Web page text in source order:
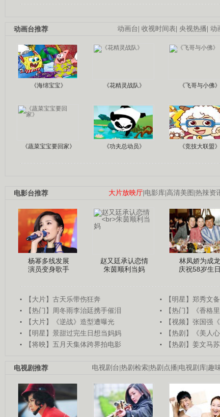
动画台| 收视时间表| 央视热播| 动
动画台推荐
《海绵宝宝》 《花精灵战队》 《飞哥与小佛》
《蔬菜宝宝要回家》 《功夫总动员》 《竞技大联盟》
大片放映厅|电影库|高清美图 |热辣资
电影台推荐
杨幂多线发展
演员变身歌手
赵又廷承认恋情
朱茵顺利当妈
林凤娇为成龙
庆祝58岁生
【大片】古天乐带伤狂奔
【明星】郑秀文
【热门】周冬雨李治廷携手催泪
【热门】《香格
【大片】《逆战》造型遭曝光
【视频】张国强
【明星】景甜过完生日想当妈妈
【热剧】《美人
【将映】五月天集体跨界拍电影
【热剧】姜文马
电视剧台|热剧检索|热剧点播|电视剧库|趣
电视剧推荐